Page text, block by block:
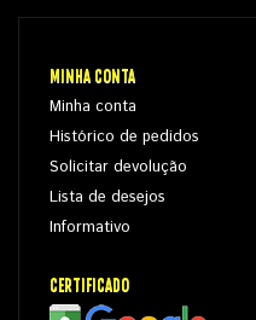
MINHA CONTA
Minha conta
Histórico de pedidos
Solicitar devolução
Lista de desejos
Informativo
CERTIFICADO